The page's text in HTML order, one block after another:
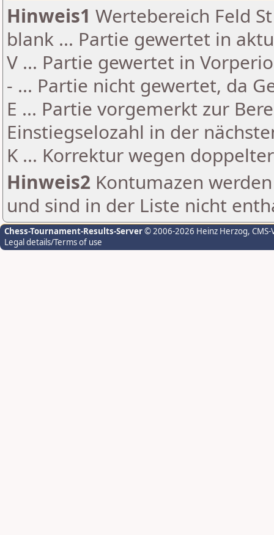
Hinweis1 Wertebereich Feld
blank ... Partie gewertet in
V ... Partie gewertet in
- ... Partie nicht gewertet, da
E ... Partie vorgemerkt zur
Einstiegselozahl in der
K ... Korrektur wegen
Hinweis2 Kontumazen
und sind in der Liste nicht
Chess-Tournament-Results-Server© 2006-2026 Heinz Herzog,
Legal details/Terms of use